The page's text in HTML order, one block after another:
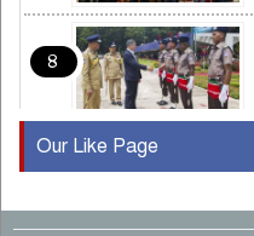
৪
৫
Our Like Page